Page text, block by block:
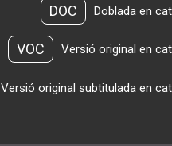
DOC Doblada en
VOC Versió original en
Versió original subtitulada en